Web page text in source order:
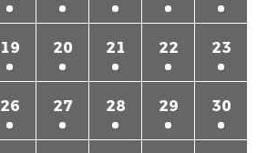
19 20 21 22 23
26 27 28 29 30